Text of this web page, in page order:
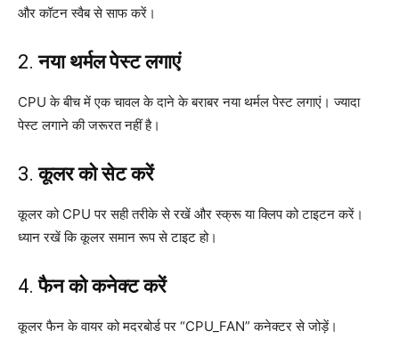
और कॉटन स्वैब से साफ करें।
2.नया थर्मल पेस्ट लगाएं
CPU के बीच में एक चावल के दाने के बराबर नया थर्मल पेस्ट लगाएं। ज्यादा
पेस्ट लगाने की जरूरत नहीं है।
3.कूलर को सेट करें
कूलर को CPU पर सही तरीके से रखें और स्क्रू या क्लिप को टाइटन करें।
ध्यान रखें कि कूलर समान रूप से टाइट हो।
4.फैन को कनेक्ट करें
कूलर फैन के वायर को मदरबोर्ड पर “CPU_FAN” कनेक्टर से जोड़ें।